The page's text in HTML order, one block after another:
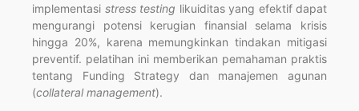
implementasi stress testing likuiditas yang efektif dapat
mengurangi potensi kerugian finansial selama krisis
hingga 20%, karena memungkinkan tindakan mitigasi
preventif. pelatihan ini memberikan pemahaman praktis
tentang Funding Strategy dan manajemen agunan
(collateral management).